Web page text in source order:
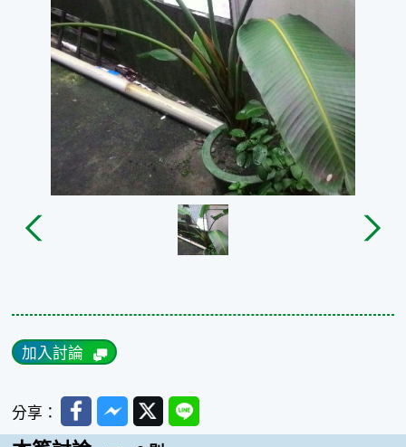
加入討論
分享： FacebookMessenger
TwitterLine